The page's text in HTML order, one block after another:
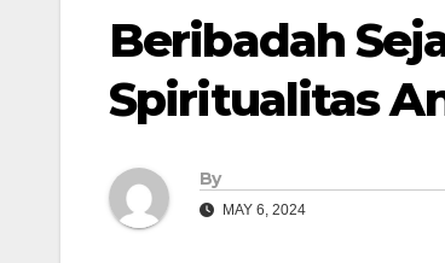
Beribadah
Spiritualitas
By
MAY 6, 2024